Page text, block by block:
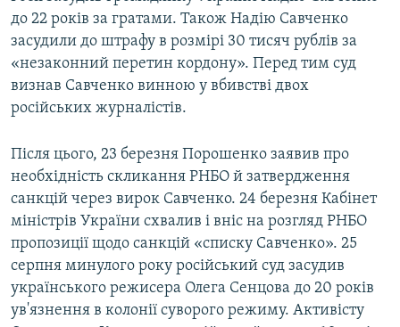
до 22 років за гратами. Також Надію Савченко
засудили до штрафу в розмірі 30 тисяч рублів за
«незаконний перетин кордону». Перед тим суд
визнав Савченко винною у вбивстві двох
російських журналістів.
Після цього, 23 березня Порошенко заявив про
необхідність скликання РНБО й затвердження
санкцій через вирок Савченко. 24 березня Кабінет
міністрів України схвалив і вніс на розгляд РНБО
пропозиції щодо санкцій «списку Савченко». 25
серпня минулого року російський суд засудив
українського режисера Олега Сенцова до 20 років
ув'язнення в колонії суворого режиму. Активісту